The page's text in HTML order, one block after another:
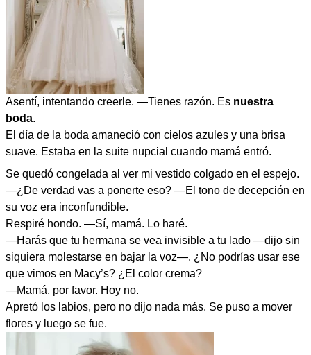
Asentí, intentando creerle. —Tienes razón. Es nuestra
boda.
El día de la boda amaneció con cielos azules y una brisa
suave. Estaba en la suite nupcial cuando mamá entró.
Se quedó congelada al ver mi vestido colgado en el espejo.
—¿De verdad vas a ponerte eso? —El tono de decepción en
su voz era inconfundible.
Respiré hondo. —Sí, mamá. Lo haré.
—Harás que tu hermana se vea invisible a tu lado —dijo sin
siquiera molestarse en bajar la voz—. ¿No podrías usar ese
que vimos en Macy’s? ¿El color crema?
—Mamá, por favor. Hoy no.
Apretó los labios, pero no dijo nada más. Se puso a mover
flores y luego se fue.